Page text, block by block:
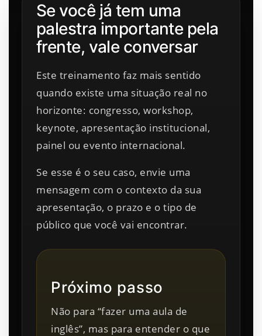
Se você já tem uma
palestra importante pela
frente, vale conversar
Este treinamento faz mais sentido
quando existe uma situação real no
horizonte: congresso, workshop,
keynote, apresentação institucional,
painel ou evento internacional.
Se esse é o seu caso, envie uma
mensagem com o contexto da sua
apresentação, o prazo e o tipo de
público que você vai encontrar.
Próximo passo
Não para “fazer uma aula de
inglês”, mas para entender o que